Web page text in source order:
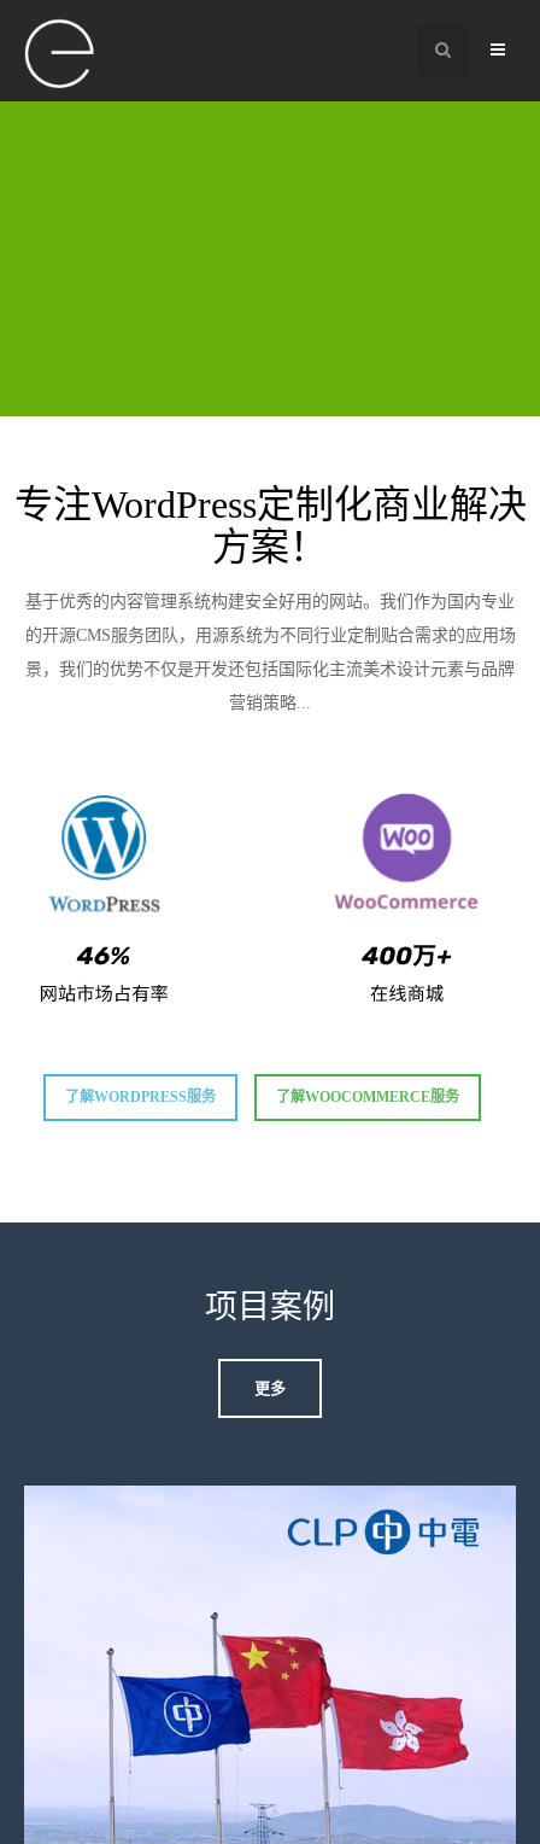
专注WordPress定制化商业解决
方案！
基于优秀的内容管理系统构建安全好用的网站。我们作为国内专业
的开源CMS服务团队，用源系统为不同行业定制贴合需求的应用场
景，我们的优势不仅是开发还包括国际化主流美术设计元素与品牌
营销策略...
了解WORDPRESS服务 了解WOOCOMMERCE服务
项目案例
更多